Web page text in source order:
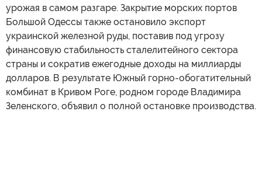
урожая в самом разгаре. Закрытие морских портов
Большой Одессы также остановило экспорт
украинской железной руды, поставив под угрозу
финансовую стабильность сталелитейного сектора
страны и сократив ежегодные доходы на миллиарды
долларов. В результате Южный горно-обогатительный
комбинат в Кривом Роге, родном городе Владимира
Зеленского, объявил о полной остановке производства.